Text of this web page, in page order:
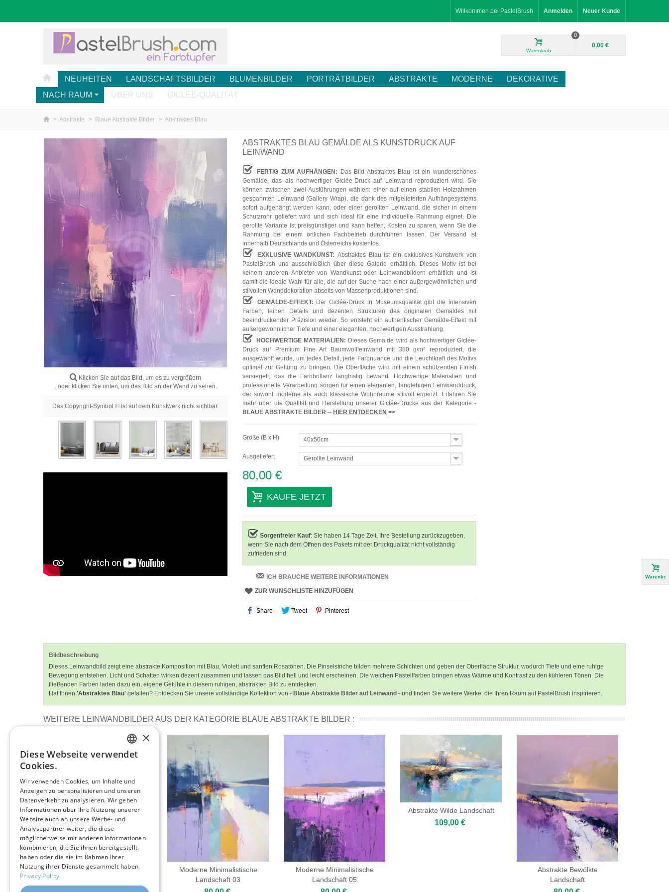
Willkommen bei PastelBrush Anmelden Neuer Kunde
Warenkorb
0
0,00 €
NEUHEITEN LANDSCHAFTSBILDER BLUMENBILDER PORTRÄTBILDER ABSTRAKTE MODERNE
DEKORATIVE
NACH RAUM
ÜBER UNS GICLÉE-QUALITÄT
> Abstrakte > Blaue Abstrakte Bilder > Abstraktes Blau
Klicken Sie auf das Bild, um es zu vergrößern
...oder klicken Sie unten, um das Bild an der Wand zu sehen.
Das Copyright-Symbol © ist auf dem Kunstwerk nicht sichtbar.
ABSTRAKTES BLAU GEMÄLDE ALS KUNSTDRUCK AUF
LEINWAND
FERTIG ZUM AUFHÄNGEN: Das Bild Abstraktes Blau ist ein wunderschönes
Gemälde, das als hochwertiger Giclée-Druck auf Leinwand reproduziert wird. Sie
können zwischen zwei Ausführungen wählen: einer auf einen stabilen Holzrahmen
gespannten Leinwand (Gallery Wrap), die dank des mitgelieferten Aufhängesystems
sofort aufgehängt werden kann, oder einer gerollten Leinwand, die sicher in einem
Schutzrohr geliefert wird und sich ideal für eine individuelle Rahmung eignet. Die
gerollte Variante ist preisgünstiger und kann helfen, Kosten zu sparen, wenn Sie die
Rahmung bei einem örtlichen Fachbetrieb durchführen lassen. Der Versand ist
innerhalb Deutschlands und Österreichs kostenlos.
EXKLUSIVE WANDKUNST: Abstraktes Blau ist ein exklusives Kunstwerk von
PastelBrush und ausschließlich über diese Galerie erhältlich. Dieses Motiv ist bei
keinem anderen Anbieter von Wandkunst oder Leinwandbildern erhältlich und ist
damit die ideale Wahl für alle, die auf der Suche nach einer außergewöhnlichen und
stilvollen Wanddekoration abseits von Massenproduktionen sind.
GEMÄLDE-EFFEKT: Der Giclée-Druck in Museumsqualität gibt die intensiven
Farben, feinen Details und dezenten Strukturen des originalen Gemäldes mit
beeindruckender Präzision wieder. So entsteht ein authentischer Gemälde-Effekt mit
außergewöhnlicher Tiefe und einer eleganten, hochwertigen Ausstrahlung.
HOCHWERTIGE MATERIALIEN: Dieses Gemälde wird als hochwertiger Giclée-
Druck auf Premium Fine Art Baumwollleinwand mit 380 g/m² reproduziert, die
ausgewählt wurde, um jedes Detail, jede Farbnuance und die Leuchtkraft des Motivs
optimal zur Geltung zu bringen. Die Oberfläche wird mit einem schützenden Finish
versiegelt, das die Farbbrillanz langfristig bewahrt. Hochwertige Materialien und
professionelle Verarbeitung sorgen für einen eleganten, langlebigen Leinwanddruck,
der sowohl moderne als auch klassische Wohnräume stilvoll ergänzt. Erfahren Sie
mehr über die Qualität und Herstellung unserer Giclée-Drucke aus der Kategorie -
BLAUE ABSTRAKTE BILDER -- HIER ENTDECKEN >>
Größe (B x H) 40x50cm
Ausgeliefert Gerollte Leinwand
80,00 €
KAUFE JETZT
Sorgenfreier Kauf: Sie haben 14 Tage Zeit, Ihre Bestellung zurückzugeben,
wenn Sie nach dem Öffnen des Pakets mit der Druckqualität nicht vollständig
zufrieden sind.
ICH BRAUCHE WEITERE INFORMATIONEN
ZUR WUNSCHLISTE HINZUFÜGEN
Share Tweet Pinterest
Bildbeschreibung
Dieses Leinwandbild zeigt eine abstrakte Komposition mit Blau, Violett und sanften Rosatönen. Die Pinselstriche bilden mehrere Schichten und geben der Oberfläche Struktur, wodurch Tiefe und eine ruhige
Bewegung entstehen. Licht und Schatten wirken dezent zusammen und lassen das Bild hell und leicht erscheinen. Die weichen Pastellfarben bringen etwas Wärme und Kontrast zu den kühleren Tönen. Die
fließenden Farben laden dazu ein, eigene Gefühle in diesem ruhigen, abstrakten Bild zu entdecken.
Hat Ihnen 'Abstraktes Blau' gefallen? Entdecken Sie unsere vollständige Kollektion von - Blaue Abstrakte Bilder auf Leinwand - und finden Sie weitere Werke, die Ihren Raum auf PastelBrush inspirieren.
WEITERE LEINWANDBILDER AUS DER KATEGORIE BLAUE ABSTRAKTE BILDER :
Bewölkte Landschaft Mit
Moderne Minimalistische
Landschaft 03
Moderne Minimalistische
Landschaft 05
Abstrakte Wilde Landschaft
109,00 €
Abstrakte Bewölkte
Landschaft
ENGLISH
GERMAN
FRENCH
×
Diese Webseite verwendet
Cookies.
Wir verwenden Cookies, um Inhalte und
Anzeigen zu personalisieren und unseren
Datenverkehr zu analysieren. Wir geben
Informationen über Ihre Nutzung unserer
Website auch an unsere Werbe- und
Analysepartner weiter, die diese
möglicherweise mit anderen Informationen
kombinieren, die Sie ihnen bereitgestellt
haben oder die sie im Rahmen Ihrer
Nutzung ihrer Dienste gesammelt haben.
Privacy Policy